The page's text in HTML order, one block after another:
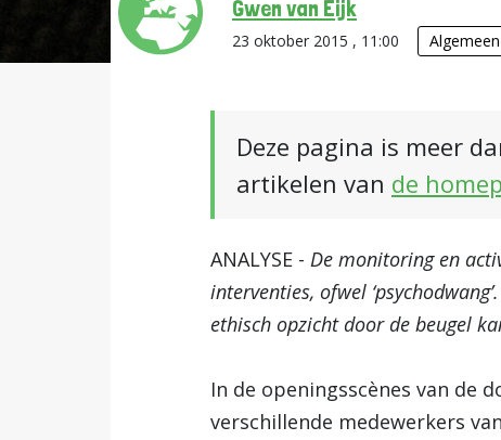
Gwen van Eijk
23 oktober 2015 , 11:00 Algemeen
Deze pagina is meer
artikelen van de
ANALYSE - De monitoring en
interventies, ofwel
ethisch opzicht door de beugel
In de openingsscènes van de
verschillende medewerkers